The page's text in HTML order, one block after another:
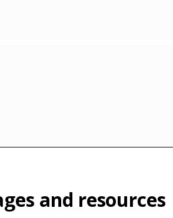
and resources